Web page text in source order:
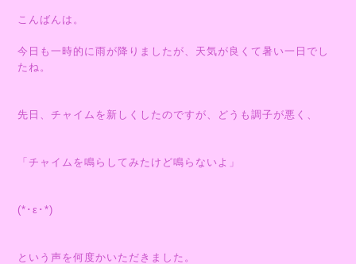
こんばんは。
今日も一時的に雨が降りましたが、天気が良くて暑い一日でし
たね。
先日、チャイムを新しくしたのですが、どうも調子が悪く、
「チャイムを鳴らしてみたけど鳴らないよ」
(*･ε･*)
という声を何度かいただきました。